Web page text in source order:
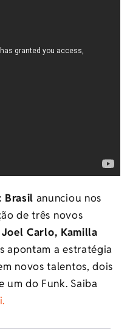
Brasil anunciou nos
de três novos
Joel Carlo, Kamilla
apontam a estratégia
novos talentos, dois
um do Funk. Saiba